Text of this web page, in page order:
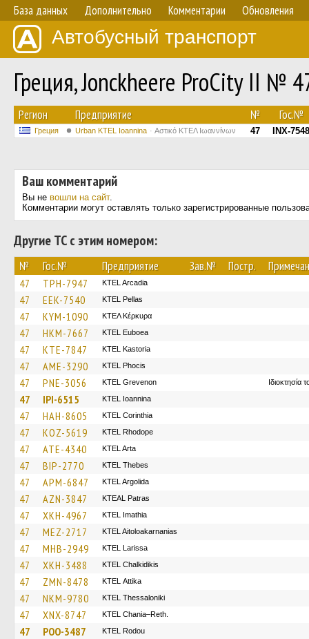
База данных Дополнительно Комментарии Обновления
Автобусный транспорт
Греция, Jonckheere ProCity II №
Регион Предприятие № Гос.№
Греция Urban KTEL Ioannina Αστικό ΚΤΕΛ Ιωαννίνων 47 INX-7548
Ваш комментарий
Вы не вошли на сайт.
Комментарии могут оставлять только зарегистрированные
Другие ТС с этим номером:
№ Гос.№ Предприятие Зав.№ Постр.
47 TPH-7947 KTEL Arcadia
47 EEK-7540 KTEL Pellas
47 KYM-1090 ΚΤΕΛ Κέρκυρα
47 HKM-7667 ΚΤΕL Euboea
47 KTE-7847 KTEL Kastoria
47 AME-3290 ΚΤΕL Phocis
47 PNE-3056 ΚΤΕL Grevenon Ιδιοκτησία
47 IPI-6515 KTEL Ioannina
47 HAH-8605 KTEL Corinthia
47 KOZ-5619 KTEL Rhodope
47 ATE-4340 KTEL Arta
47 BIP-2770 KTEL Thebes
47 APM-6847 KTEL Argolida
47 AZN-3847 KTEAL Patras
47 XKH-4967 KTEL Imathia
47 MEZ-2717 KTEL Aitoloakarnanias
47 MHB-2949 KTEL Larissa
47 XKH-3488 ΚΤΕL Chalkidikis
47 ZMN-8478 KΤΕL Αttika
47 NKM-9780 KTEL Thessaloniki
47 XNX-8747 KTEL Chania–Reth.
47 POO-3487 ΚΤΕL Rodou